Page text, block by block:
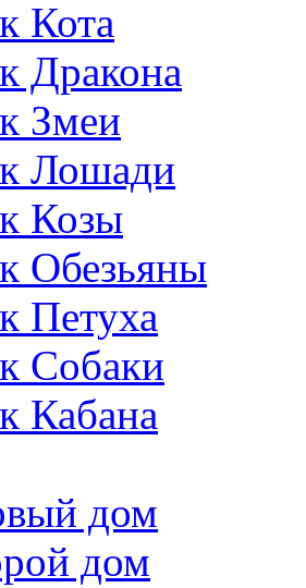
Кота
Дракона
Змеи
Лошади
Козы
Обезьяны
Петуха
Собаки
Кабана
дом
дом